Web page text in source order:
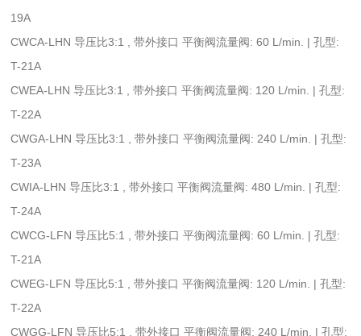
19A
CWCA-LHN 导压比3:1 , 带外接口 平衡阀流量阀: 60 L/min. | 孔型:
T-21A
CWEA-LHN 导压比3:1 , 带外接口 平衡阀流量阀: 120 L/min. | 孔型:
T-22A
CWGA-LHN 导压比3:1 , 带外接口 平衡阀流量阀: 240 L/min. | 孔型:
T-23A
CWIA-LHN 导压比3:1 , 带外接口 平衡阀流量阀: 480 L/min. | 孔型:
T-24A
CWCG-LFN 导压比5:1 , 带外接口 平衡阀流量阀: 60 L/min. | 孔型:
T-21A
CWEG-LFN 导压比5:1 , 带外接口 平衡阀流量阀: 120 L/min. | 孔型:
T-22A
CWGG-LFN 导压比5:1 , 带外接口 平衡阀流量阀: 240 L/min. | 孔型: